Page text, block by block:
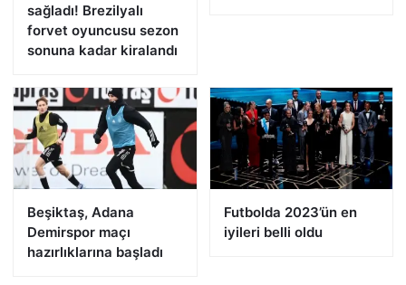
sağladı! Brezilyalı
forvet oyuncusu sezon
sonuna kadar kiralandı
Beşiktaş, Adana
Demirspor maçı
hazırlıklarına başladı
Futbolda 2023’ün en
iyileri belli oldu